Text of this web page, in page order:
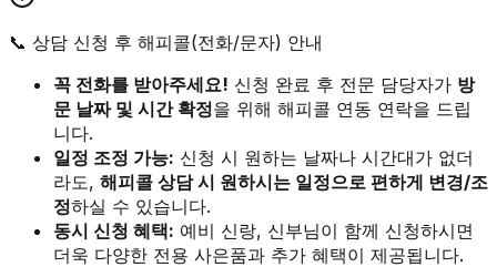
📞 상담 신청 후 해피콜(전화/문자) 안내
꼭 전화를 받아주세요! 신청 완료 후 전문 담당자가 방
문 날짜 및 시간 확정을 위해 해피콜 연동 연락을 드립
니다.
일정 조정 가능: 신청 시 원하는 날짜나 시간대가 없더
라도, 해피콜 상담 시 원하시는 일정으로 편하게 변경/조
정하실 수 있습니다.
동시 신청 혜택: 예비 신랑, 신부님이 함께 신청하시면
더욱 다양한 전용 사은품과 추가 혜택이 제공됩니다.